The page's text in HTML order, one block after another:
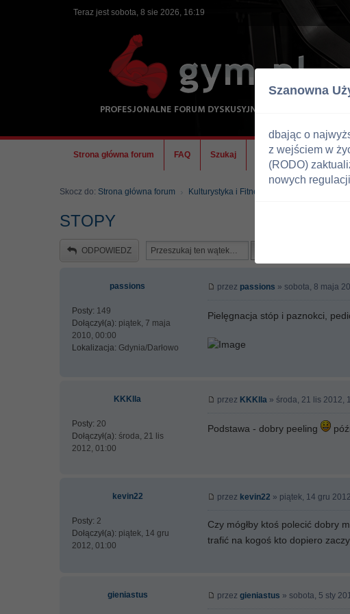
Teraz jest sobota, 8 sie 2026, 16:19
Strona główna forum FAQ Szukaj Ekipa
Skocz do: Strona główna forum Kulturystyka i Fitness
STOPY
ODPOWIEDZ
passions
Posty: 149
Dołączył(a): piątek, 7 maja
2010, 00:00
Lokalizacja: Gdynia/Darłowo
przez passions » sobota, 8 maja
Pielęgnacja stóp i paznokci,
KKKlla
Posty: 20
Dołączył(a): środa, 21 lis
2012, 01:00
przez KKKlla » środa, 21 lis 2012,
Podstawa - dobry peeling
kevin22
Posty: 2
Dołączył(a): piątek, 14 gru
2012, 01:00
przez kevin22 » piątek, 14 gru
Czy mógłby ktoś polecić dobry
trafić na kogoś kto dopiero
gieniastus przez gieniastus » sobota, 5 sty
Szanowna
dbając o
z wejściem w
(RODO)
nowych